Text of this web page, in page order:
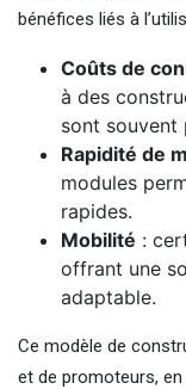
bénéfices liés à
Coûts de
à des
sont souvent
Rapidité de
modules
rapides.
Mobilité :
offrant une
adaptable.
Ce modèle de
et de promoteurs,